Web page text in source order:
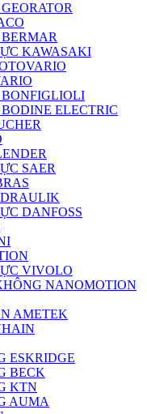
KAWASAKI
BONFIGLIOLI
ELECTRIC
SAER
DANFOSS
VIVOLO
NANOMOTION
AMETEK
ESKRIDGE
BECK
KTN
AUMA